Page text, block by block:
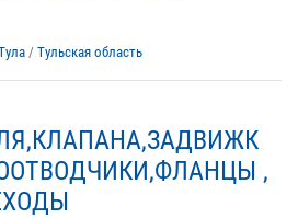
/ Тульская область
,